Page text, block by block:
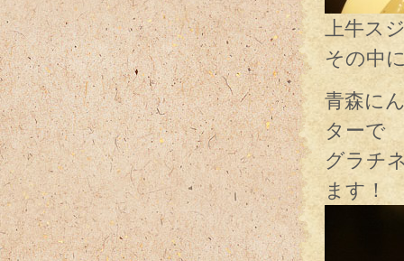
上牛ス
その中
青森に
ターで
グラチ
ます！